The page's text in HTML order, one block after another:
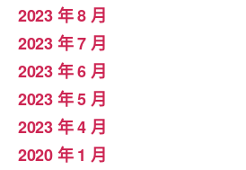
2023 年 8 月
2023 年 7 月
2023 年 6 月
2023 年 5 月
2023 年 4 月
2020 年 1 月